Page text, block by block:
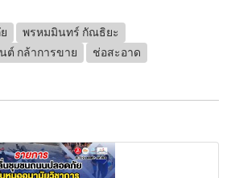
พรหมมินทร์ กัณธิยะ
ต์ กล้าการขาย ช่อสะอาด